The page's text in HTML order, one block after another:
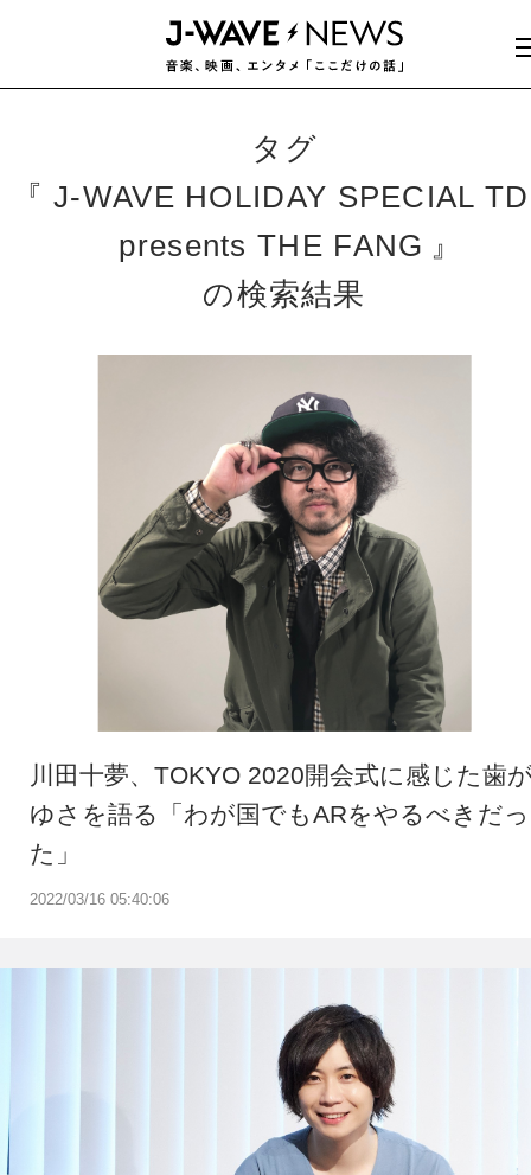
タグ
J-WAVE HOLIDAY SPECIAL
presents THE FANG
の検索結果
2022/03/16 05:40:06
川田十夢、TOKYO 2020開会式に感じた歯
ゆさを語る「わが国でもARをやるべきだっ
た」